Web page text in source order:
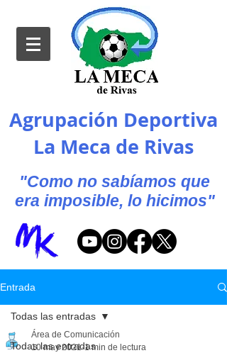
Agrupación Deportiva
La Meca de Rivas
"Como no sabíamos que
era imposible, lo hicimos"
Entrada
Todas las entradas
Todas las entradas
Área de Comunicación
10 may 2021 1 min de lectura